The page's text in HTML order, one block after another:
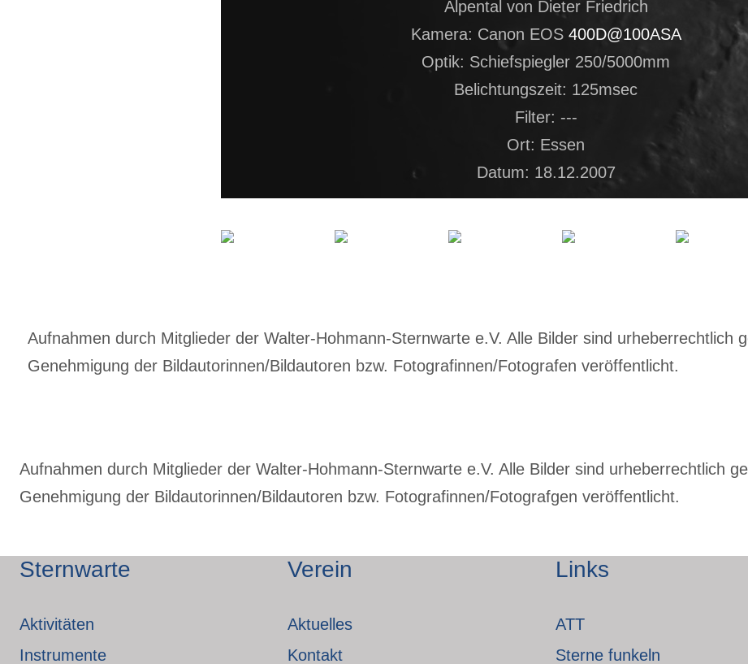
Alpental von Dieter Friedrich
Kamera: Canon EOS 400D@100ASA
Optik: Schiefspiegler 250/5000mm
Belichtungszeit: 125msec
Filter: ---
Ort: Essen
Datum: 18.12.2007
Aufnahmen durch Mitglieder der Walter-Hohmann-Sternwarte e.V. Alle Bilder sind urheberrechtlich
Genehmigung der Bildautorinnen/Bildautoren bzw. Fotografinnen/Fotografen veröffentlicht.
Aufnahmen durch Mitglieder der Walter-Hohmann-Sternwarte e.V. Alle Bilder sind urheberrechtlich
Genehmigung der Bildautorinnen/Bildautoren bzw. Fotografinnen/Fotografgen veröffentlicht.
Sternwarte
Aktivitäten
Instrumente
Verein
Aktuelles
Kontakt
Links
ATT
Sterne funkeln